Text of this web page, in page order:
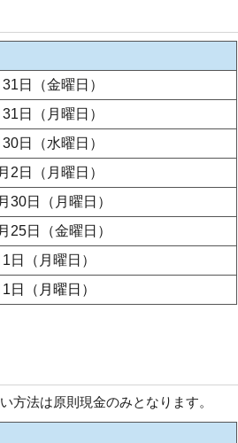
日（金曜日）
日（月曜日）
日（水曜日）
2日（月曜日）
30日（月曜日）
25日（金曜日）
日（月曜日）
日（月曜日）
方法は原則現金のみとなります。